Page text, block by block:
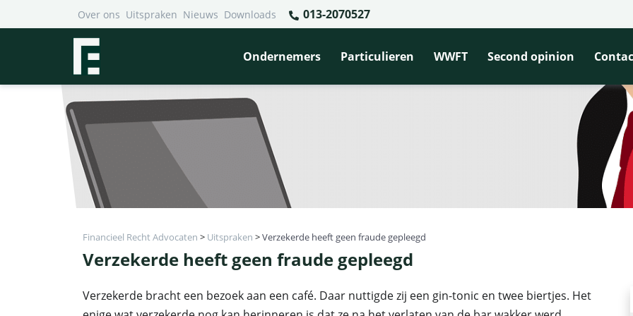
Over ons Uitspraken Nieuws Downloads 013-2070527
Ondernemers Particulieren WWFT Second opinion
Financieel Recht Advocaten > Uitspraken >Verzekerde heeft geen fraude gepleegd
Verzekerde heeft geen fraude gepleegd
Verzekerde bracht een bezoek aan een café. Daar nuttigde zij een gin-tonic en twee biertjes. Het